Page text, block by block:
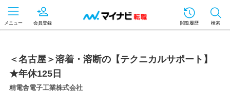
メニュー 会員登録 閲覧履歴 検索
＜名古屋＞溶着・溶断の【テクニカルサポート】
★年休125日
精電舎電子工業株式会社